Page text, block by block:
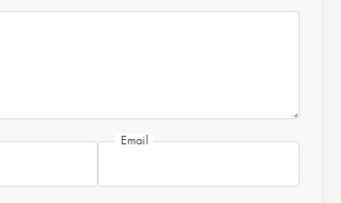
Email